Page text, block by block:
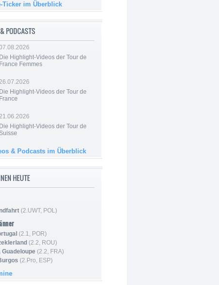
Ticker im Überblick
PODCASTS
Die Highlight-Videos der Tour de
France Femmes
Die Highlight-Videos der Tour de
France
Die Highlight-Videos der Tour de
Suisse
& Podcasts im Überblick
HEUTE
(2.UWT, POL)
(2.1, POR)
(2.2, ROU)
Guadeloupe (2.2, FRA)
(2.Pro, ESP)